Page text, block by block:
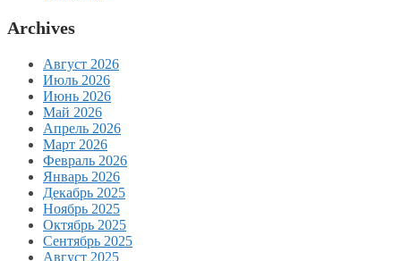
Archives
Август 2026
Июль 2026
Июнь 2026
Май 2026
Апрель 2026
Март 2026
Февраль 2026
Январь 2026
Декабрь 2025
Ноябрь 2025
Октябрь 2025
Сентябрь 2025
Август 2025